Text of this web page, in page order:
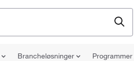
Brancheløsninger